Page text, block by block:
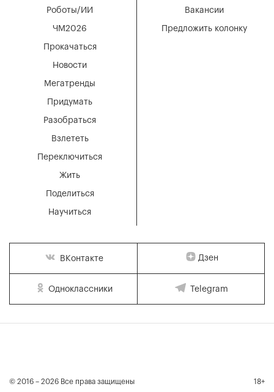
Мегатренды
Придумать
Разобраться
Взлететь
Новости
Переключиться
Жить
Поделиться
Научиться
Роботы/ИИ
ЧМ2026
Прокачаться
Вакансии
Предложить колонку
ВКонтакте Дзен
Одноклассники Telegram
© 2016 – 2026 Все права защищены 18+